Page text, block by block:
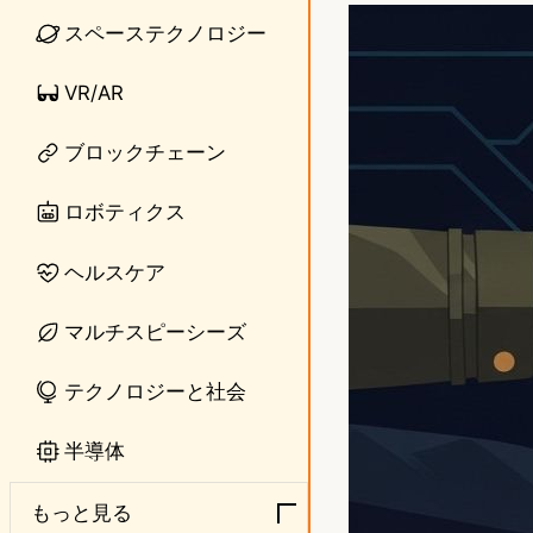
スペーステクノロジー
VR/AR
ブロックチェーン
ロボティクス
ヘルスケア
マルチスピーシーズ
テクノロジーと社会
半導体
もっと見る
d